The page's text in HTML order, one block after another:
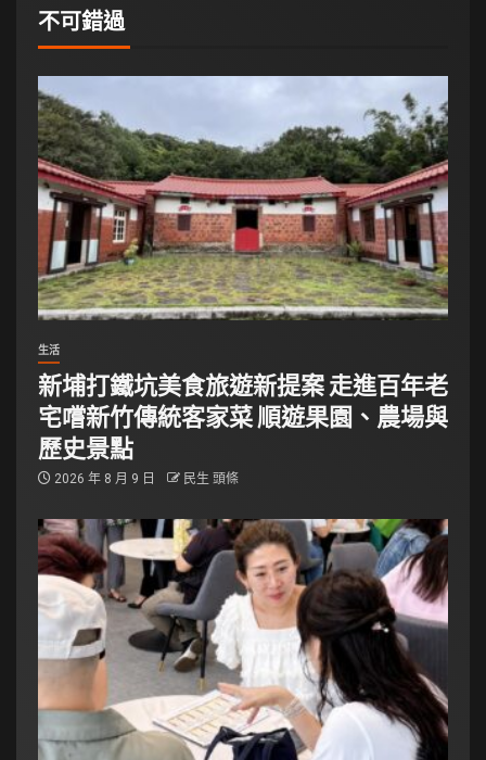
不可錯過
生活
新埔打鐵坑美食旅遊新提案 走進百年老
宅嚐新竹傳統客家菜 順遊果園、農場與
歷史景點
2026 年 8 月 9 日 民生 頭條